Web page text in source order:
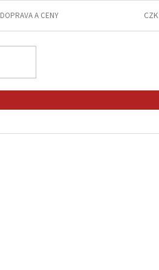
DOPRAVA A CENY OBCHODNÍ PODMÍNKY
CZK